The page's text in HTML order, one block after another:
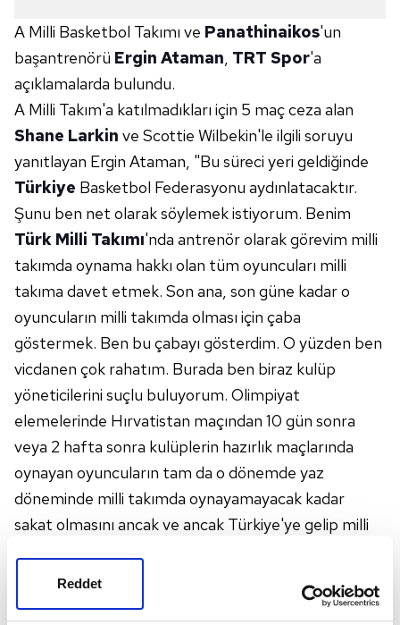
Reddet
A Milli Basketbol Takımı ve Panathinaikos'un
başantrenörü Ergin Ataman, TRT Spor'a
açıklamalarda bulundu.
A Milli Takım'a katılmadıkları için 5 maç ceza alan
Shane Larkin ve Scottie Wilbekin'le ilgili soruyu
yanıtlayan Ergin Ataman, "Bu süreci yeri geldiğinde
Türkiye Basketbol Federasyonu aydınlatacaktır.
Şunu ben net olarak söylemek istiyorum. Benim
Türk Milli Takımı'nda antrenör olarak görevim milli
takımda oynama hakkı olan tüm oyuncuları milli
takıma davet etmek. Son ana, son güne kadar o
oyuncuların milli takımda olması için çaba
göstermek. Ben bu çabayı gösterdim. O yüzden ben
vicdanen çok rahatım. Burada ben biraz kulüp
yöneticilerini suçlu buluyorum. Olimpiyat
elemelerinde Hırvatistan maçından 10 gün sonra
veya 2 hafta sonra kulüplerin hazırlık maçlarında
oynayan oyuncuların tam da o dönemde yaz
döneminde milli takımda oynayamayacak kadar
sakat olmasını ancak ve ancak Türkiye'ye gelip milli
ortaya çıkabilirdi. Bu olamadı, ben bunu belirttim"
dedi.